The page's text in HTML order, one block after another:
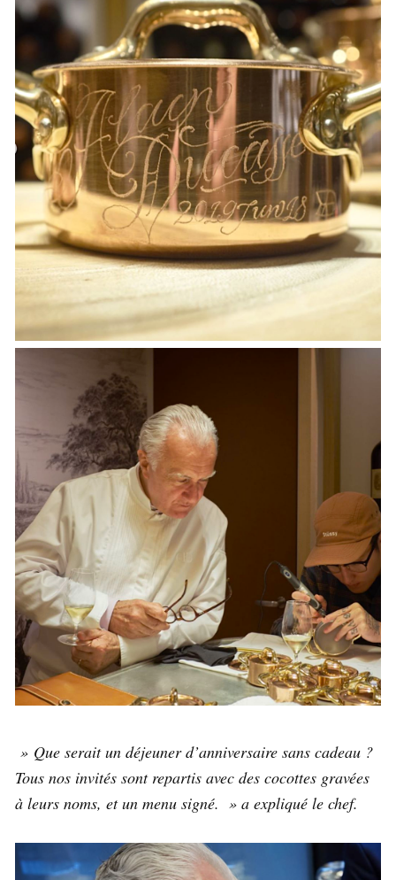
» Que serait un déjeuner d’anniversaire sans cadeau ?
Tous nos invités sont repartis avec des cocottes gravées
à leurs noms, et un menu signé. » a expliqué le chef.